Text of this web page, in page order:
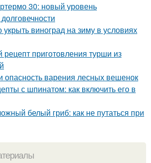
30: новый уровень
укрыть виноград на зиму в условиях
приготовления турши из
опасность варения лесных вешенок
с шпинатом: как включить его в
белый гриб: как не путаться при